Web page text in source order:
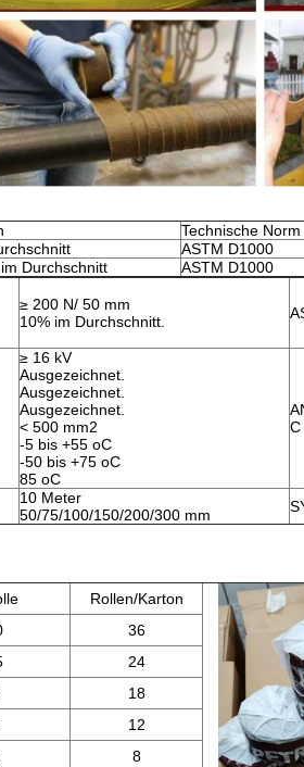
Technische Norm
ASTM D1000
Durchschnitt
ASTM D1000
≥ 200 N/ 50 mm
10% im Durchschnitt.
≥ 16 kV
Ausgezeichnet.
Ausgezeichnet.
Ausgezeichnet.
< 500 mm2
-5 bis +55 oC
-50 bis +75 oC
85 oC
C
10 Meter
50/75/100/150/200/300 mm
Rollen/Karton
36
24
18
12
8